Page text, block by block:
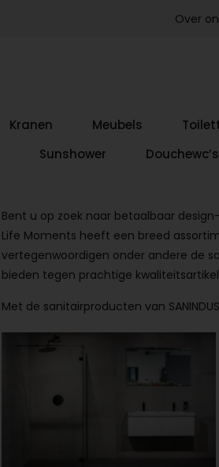
Over
Kranen Meubels
Sunshower Douchewc’s
Bent u op zoek naar betaalbaar
Life Moments heeft een breed
vertegenwoordigen onder andere de
bieden tegen prachtige
Met de sanitairproducten van